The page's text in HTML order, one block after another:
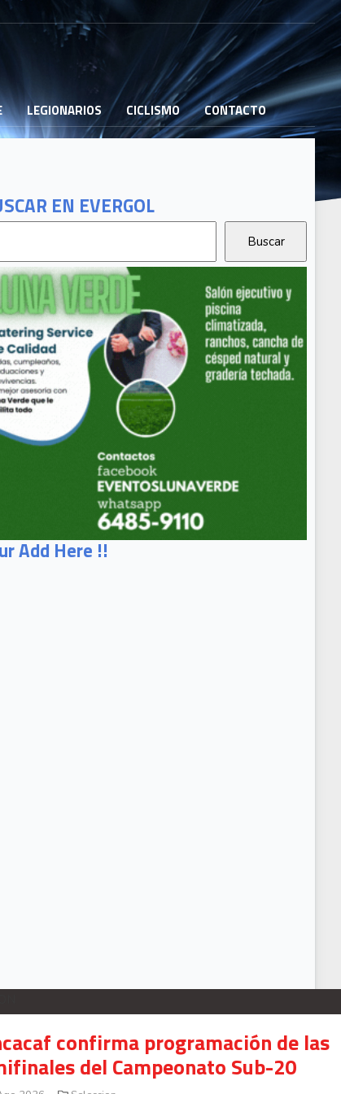
LEGIONARIOS CICLISMO CONTACTO
EN EVERGOL
Add Here !!
confirma programación de las
del Campeonato Sub-20